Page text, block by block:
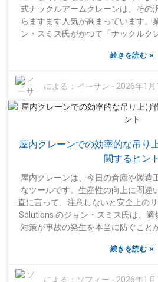
ません。基本的に、勝利はスキル、
グの組み合わせです。勝率を上げる
クをいくつか紹介しましたが、最高
は挫折を経験することを忘れないで
まり落胆しないようにしましょう。
かしたら自分でも驚くような結果が
式ナックルアームクレーンは、その
らますます人気が高まっています。
ン・スミス氏がかつて「ナックルク
ていたのを覚えています。この発言
近年、中国では信頼できるナックル
の需要が急増しています。Top
は、最高品質とサービスを提供す
す。建設業者は堅牢で信頼できるソ
容易ではありません。選択肢は非常
だと主張しています。クレーンの性
っては、これらの重要な側面を見落
り、それは大きな間違いとなる可能
クローラー式ナックルアームクレー
ロジェクトの成否を大きく左右しま
プライヤーが厳しい業界基準を満た
め、今後のプロジェクトを円滑に進
続きを読む »
による： イーサン - 2026年1月
屋内クレーンでの効率的な吊り
関するヒント
屋内クレーンは、今日の倉庫や製造
なツールです。生産性の向上に間違
直に言って、注意しないと安全上の
Solutions のジョン・スミス氏は、適
対策が事故の発生を本当に防ぐこと
重要であるかを改めて示しています
す。視界が悪くなると事故が起こり
続きを読む »
による： ソフィー - 2026年1月